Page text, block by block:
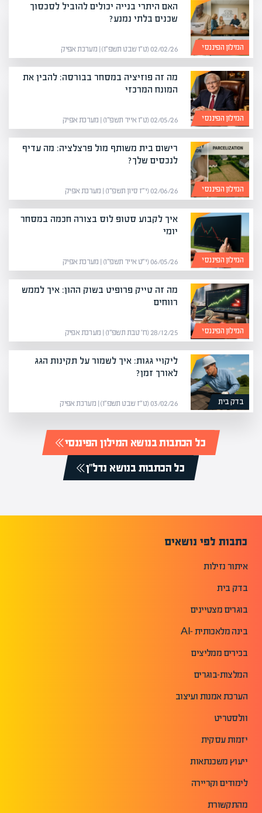
המילון הפיננסי
האם היתרי בנייה יכולים להוביל לסכסוך
שכנים בלתי נמנע?
02/02/26 (ט״ו שבט תשפ״ו) | מערכת אפיק
המילון הפיננסי
מה זה פוזיציה במסחר בבורסה: להבין את
המונח המרכזי
02/05/26 (ט״ו אייר תשפ״ו) | מערכת אפיק
המילון הפיננסי
רישום בית משותף מול פרצלציה: מה עדיף
לנכסים שלך?
02/06/26 (י״ז סיון תשפ״ו) | מערכת אפיק
המילון הפיננסי
איך לקבוע סטופ לוס בצורה חכמה במסחר
יומי
06/05/26 (י״ט אייר תשפ״ו) | מערכת אפיק
המילון הפיננסי
מה זה טייק פרופיט בשוק ההון: איך לממש
רווחים
28/12/25 (ח׳ טבת תשפ״ו) | מערכת אפיק
בדק בית
ליקויי גגות: איך לשמור על תקינות הגג
לאורך זמן?
03/02/26 (ט״ז שבט תשפ״ו) | מערכת אפיק
כל הכתבות בנושא המילון הפיננסי
כל הכתבות בנושא נדל"ן
כתבות לפי נושאים
איתור נזילות
בדק בית
בוגרים מצטיינים
בינה מלאכותית -AI
בכירים ממליצים
המלצות-בוגרים
הערכת אמנות ועיצוב
וולסטריט
יזמות עסקית
ייעוץ משכנתאות
לימודים וקריירה
מהתקשורת